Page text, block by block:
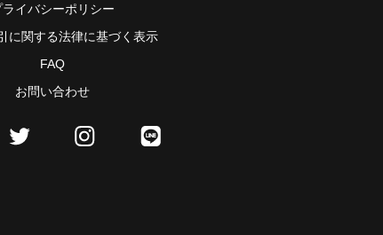
ライバシーポリシー
に関する法律に基づく表示
FAQ
お問い合わせ